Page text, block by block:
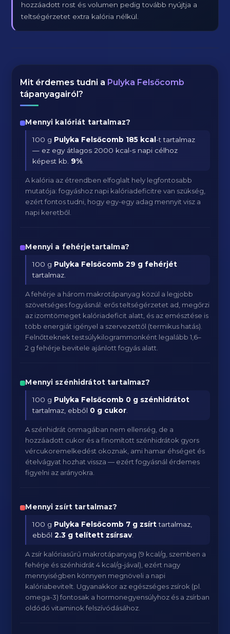
hozzáadott rost és volumen pedig tovább nyújtja a
teltségérzetet extra kalória nélkül.
Mit érdemes tudni a Pulyka Felsőcomb
tápanyagairól?
Mennyi kalóriát tartalmaz?
100 g Pulyka Felsőcomb 185 kcal-t tartalmaz
— ez egy átlagos 2000 kcal-s napi célhoz
képest kb. 9%
A kalória az étrendben elfoglalt hely legfontosabb
mutatója: fogyáshoz napi kalóriadeficitre van szükség,
ezért fontos tudni, hogy egy-egy adag mennyit visz a
napi keretből.
Mennyi a fehérjetartalma?
100 g Pulyka Felsőcomb 29 g fehérjét
tartalmaz.
A fehérje a három makrotápanyag közül a legjobb
szövetséges fogyásnál: erős teltségérzetet ad, megőrzi
az izomtömeget kalóriadeficit alatt, és az emésztése is
több energiát igényel a szervezettől (termikus hatás).
Felnőtteknek testsúlykilogrammonként legalább 1,6–
2 g fehérje bevitele ajánlott fogyás alatt.
Mennyi szénhidrátot tartalmaz?
100 g Pulyka Felsőcomb 0 g szénhidrátot
tartalmaz, ebből 0 g cukor
A szénhidrát önmagában nem ellenség, de a
hozzáadott cukor és a finomított szénhidrátok gyors
vércukoremelkedést okoznak, ami hamar éhséget és
ételvágyat hozhat vissza — ezért fogyásnál érdemes
figyelni az arányokra.
Mennyi zsírt tartalmaz?
100 g Pulyka Felsőcomb 7 g zsírttartalmaz,
ebből2.3 g telített zsírsav
A zsír kalóriasűrű makrotápanyag (9 kcal/g, szemben a
fehérje és szénhidrát 4 kcal/g-jával), ezért nagy
mennyiségben könnyen megnöveli a napi
kalóriabevitelt. Ugyanakkor az egészséges zsírok (pl.
omega-3) fontosak a hormonegyensúlyhoz és a zsírban
oldódó vitaminok felszívódásához.